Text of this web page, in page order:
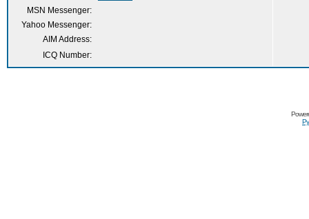
MSN Messenger:
Yahoo Messenger:
AIM Address:
ICQ Number: